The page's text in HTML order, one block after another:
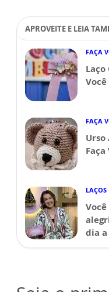
APROVEITE E LEIA
FAÇA
Laço
FAÇA
Faça
LAÇOS
dia a